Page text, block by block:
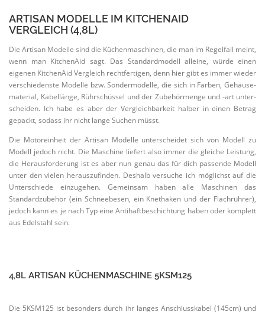
ARTISAN MODELLE IM KITCHENAID
VERGLEICH (4,8L)
Die Artisan Modelle sind die Küchen­ma­schinen, die man im Regelfall meint,
wenn man KitchenAid sagt. Das Standard­modell alleine, würde einen
eigenen KitchenAid Vergleich recht­fer­tigen, denn hier gibt es immer wieder
verschie­denste Modelle bzw. Sonder­mo­delle, die sich in Farben, Gehäu­se­
ma­terial, Kabel­länge, Rührschüssel und der Zubehör­menge und -art unter­
scheiden. Ich habe es aber der Vergleich­barkeit halber in einen Betrag
gepackt, sodass ihr nicht lange Suchen müsst.
Die Motor­einheit der Artisan Modelle unter­scheidet sich von Modell zu
Modell jedoch nicht. Die Maschine liefert also immer die gleiche Leistung,
die Heraus­for­derung ist es aber nun genau das für dich passende Modell
unter den vielen heraus­zu­finden. Deshalb versuche ich möglichst auf die
Unter­schiede einzu­gehen. Gemeinsam haben alle Maschinen das
Standard­zu­behör (ein Schnee­besen, ein Knethaken und der Flach­rührer),
jedoch kann es je nach Typ eine Antihaft­be­schichtung haben oder komplett
aus Edelstahl sein.
4,8L ARTISAN KÜCHEN­MA­SCHINE 5KSM125
Die 5KSM125 ist besonders durch ihr langes Anschluss­kabel (145cm) und